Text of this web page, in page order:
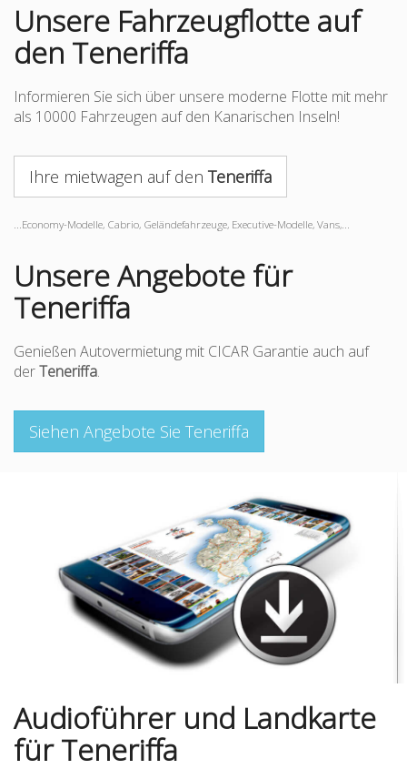
Unsere Fahrzeugflotte auf
den Teneriffa
Informieren Sie sich über unsere moderne Flotte mit mehr
als 10000 Fahrzeugen auf den Kanarischen Inseln!
Ihre mietwagen auf den Teneriffa
...Economy-Modelle, Cabrio, Geländefahrzeuge, Executive-Modelle, Vans,...
Unsere Angebote für
Teneriffa
Genießen Autovermietung mit CICAR Garantie auch auf
derTeneriffa.
Siehen Angebote Sie Teneriffa
Audioführer und Landkarte
für Teneriffa